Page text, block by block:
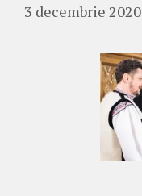
3 decembrie 2020